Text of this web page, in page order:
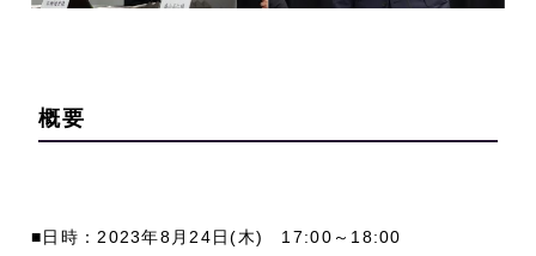
概要
■日時：2023年8月24日(木) 17:00～18:00